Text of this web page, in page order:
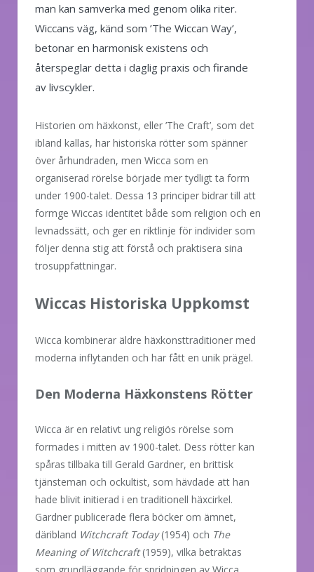
man kan samverka med genom olika riter.
Wiccans väg, känd som ’The Wiccan Way’,
betonar en harmonisk existens och
återspeglar detta i daglig praxis och firande
av livscykler.
Historien om häxkonst, eller ’The Craft’, som det
ibland kallas, har historiska rötter som spänner
över århundraden, men Wicca som en
organiserad rörelse började mer tydligt ta form
under 1900-talet. Dessa 13 principer bidrar till att
formge Wiccas identitet både som religion och en
levnadssätt, och ger en riktlinje för individer som
följer denna stig att förstå och praktisera sina
trosuppfattningar.
Wiccas Historiska Uppkomst
Wicca kombinerar äldre häxkonsttraditioner med
moderna inflytanden och har fått en unik prägel.
Den Moderna Häxkonstens Rötter
Wicca är en relativt ung religiös rörelse som
formades i mitten av 1900-talet. Dess rötter kan
spåras tillbaka till Gerald Gardner, en brittisk
tjänsteman och ockultist, som hävdade att han
hade blivit initierad i en traditionell häxcirkel.
Gardner publicerade flera böcker om ämnet,
däribland Witchcraft Today(1954) och The
Meaning of Witchcraft(1959), vilka betraktas